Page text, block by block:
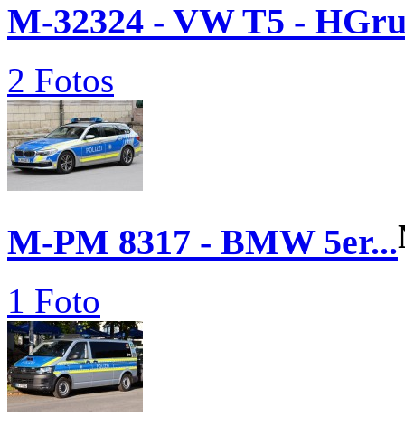
M-32324 - VW T5 -
2 Fotos
M-PM 8317 - BMW 5er...
1 Foto